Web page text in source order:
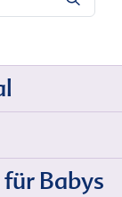
Babys